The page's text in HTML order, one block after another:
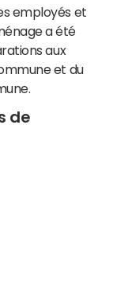
employés et
a été
aux
et du
de